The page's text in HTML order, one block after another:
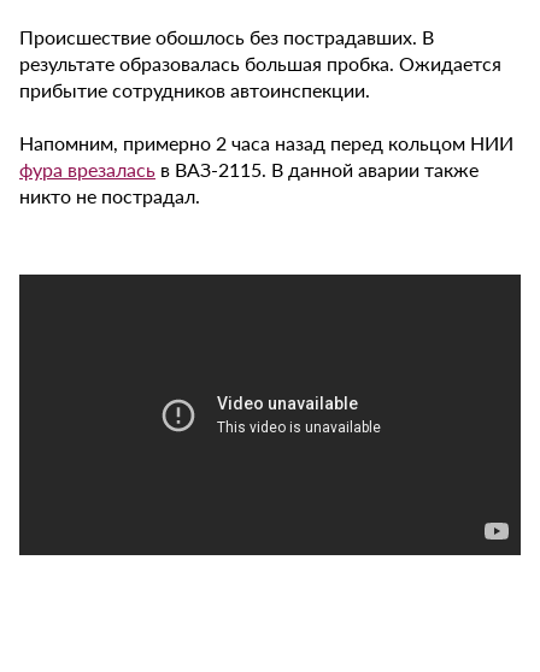
Происшествие обошлось без пострадавших. В
результате образовалась большая пробка. Ожидается
прибытие сотрудников автоинспекции.
Напомним, примерно 2 часа назад перед кольцом НИИ
фура врезалась в ВАЗ-2115. В данной аварии также
никто не пострадал.